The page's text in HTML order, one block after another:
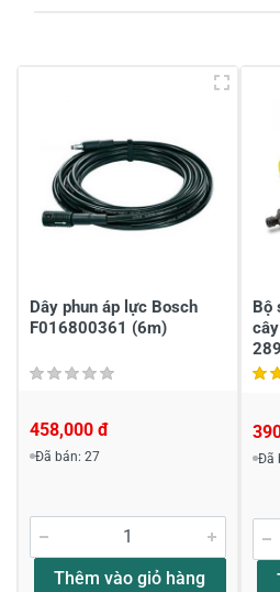
1
Chia sẻ nhận xét
Đánh giá sao
Dây phun áp lực Bosch
F016800361 (6m)
458,000 đ
Đã bán: 27
Thêm vào giỏ hàng
Bộ
Đã